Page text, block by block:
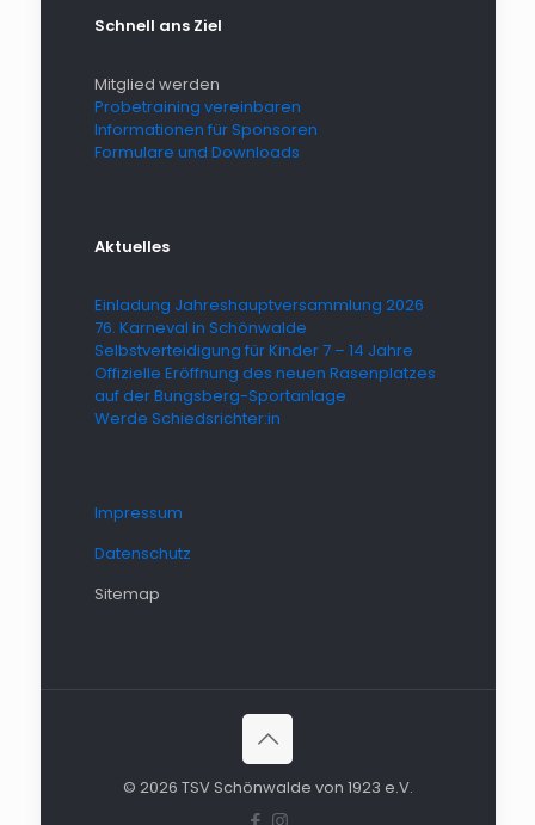
Schnell ans Ziel
Mitglied werden
Probetraining vereinbaren
Informationen für Sponsoren
Formulare und Downloads
Aktuelles
Einladung Jahreshauptversammlung 2026
76. Karneval in Schönwalde
Selbstverteidigung für Kinder 7 – 14 Jahre
Offizielle Eröffnung des neuen Rasenplatzes
auf der Bungsberg-Sportanlage
Werde Schiedsrichter:in
Impressum
Datenschutz
Sitemap
© 2026 TSV Schönwalde von 1923 e.V.